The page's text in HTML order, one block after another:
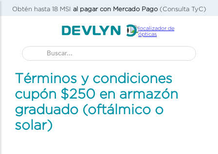
Obtén hasta 18 MSI al pagar con Mercado Pago(Consulta TyC)
Buscar...
Términos y condiciones
cupón $250 en armazón
graduado (oftálmico o
solar)